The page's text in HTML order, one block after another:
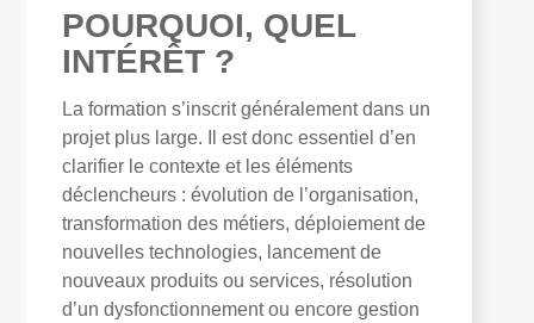
POURQUOI, QUEL
INTÉRÊT ?
La formation s’inscrit généralement dans un
projet plus large. Il est donc essentiel d’en
clarifier le contexte et les éléments
déclencheurs : évolution de l’organisation,
transformation des métiers, déploiement de
nouvelles technologies, lancement de
nouveaux produits ou services, résolution
d’un dysfonctionnement ou encore gestion